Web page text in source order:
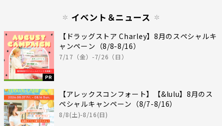
イベント＆ニュース
PR
【ドラッグストア Charley】8月のスペシャルキ
ャンペーン（8/8-8/16）
7/17（金）-7/26（日）
【アレックスコンフォート】【&lulu】8月のス
ペシャルキャンペーン（8/7-8/16）
8/8(土)-8/16(日)